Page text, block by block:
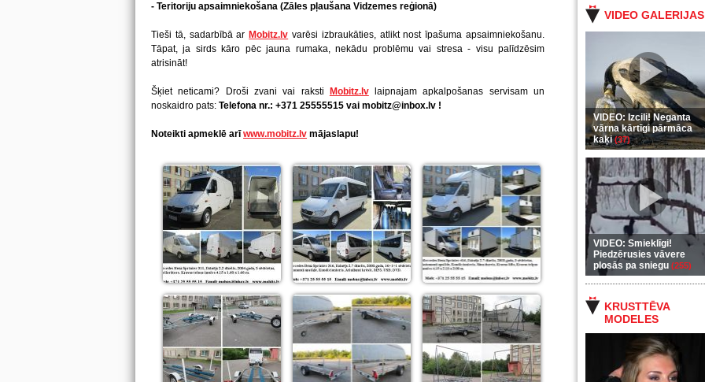
VIDEO GALERIJAS
VIDEO: Izcili! Neganta
vārna kārtīgi pārmāca
kaķi(37)
VIDEO: Smieklīgi!
Piedzērusies vāvere
plosās pa sniegu (255)
KRUSTTĒVA
MODELES
- Teritoriju apsaimniekošana (Zāles pļaušana Vidzemes reģionā)
Tieši tā, sadarbībā ar Mobitz.lv varēsi izbraukāties, atlikt nost īpašuma apsaimniekošanu.
Tāpat, ja sirds kāro pēc jauna rumaka, nekādu problēmu vai stresa - visu palīdzēsim
atrisināt!
Šķiet neticami? Droši zvani vai raksti Mobitz.lvlaipnajam apkalpošanas servisam un
noskaidro pats: Telefona nr.: +371 25555515 vai mobitz@inbox.lv !
Noteikti apmeklē arīwww.mobitz.lv mājaslapu!